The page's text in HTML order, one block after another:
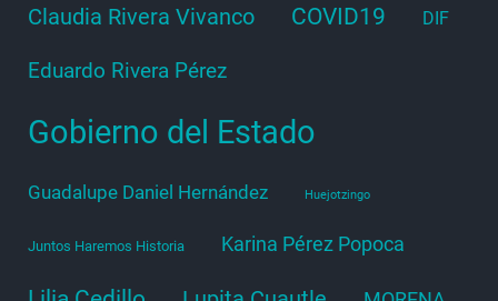
Claudia Rivera Vivanco COVID19 DIF
Eduardo Rivera Pérez
Gobierno del Estado
Guadalupe Daniel Hernández Huejotzingo
Juntos Haremos Historia Karina Pérez Popoca